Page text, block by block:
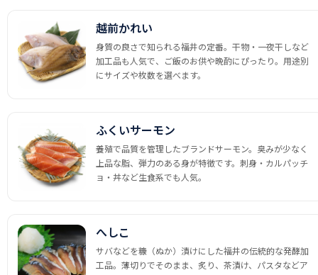
越前かれい
身質の良さで知られる福井の定番。干物・一夜干しなど
加工品も人気で、ご飯のお供や晩酌にぴったり。用途別
にサイズや枚数を選べます。
ふくいサーモン
養殖で品質を管理したブランドサーモン。臭みが少なく
上品な脂、弾力のある身が特徴です。刺身・カルパッチ
ョ・丼など生食系でも人気。
へしこ
サバなどを糠（ぬか）漬けにした福井の伝統的な発酵加
工品。薄切りでそのまま、炙り、茶漬け、パスタなどア